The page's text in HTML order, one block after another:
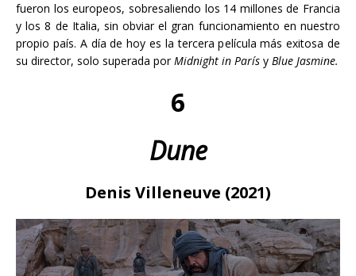
fueron los europeos, sobresaliendo los 14 millones de Francia
y los 8 de Italia, sin obviar el gran funcionamiento en nuestro
propio país. A día de hoy es la tercera película más exitosa de
su director, solo superada porMidnight in París y Blue Jasmine.
6
Dune
Denis Villeneuve (2021)